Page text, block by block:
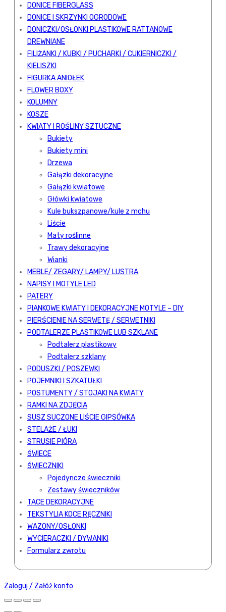
DONICE FIBERGLASS
DONICE I SKRZYNKI OGRODOWE
DONICZKI/OSŁONKI PLASTIKOWE RATTANOWE
DREWNIANE
FILIŻANKI / KUBKI / PUCHARKI / CUKIERNICZKI /
KIELISZKI
FIGURKA ANIOŁEK
FLOWER BOXY
KOLUMNY
KOSZE
KWIATY I ROŚLINY SZTUCZNE
Bukiety
Bukiety mini
Drzewa
Gałązki dekoracyjne
Gałązki kwiatowe
Główki kwiatowe
Kule bukszpanowe/kule z mchu
Liście
Maty roślinne
Trawy dekoracyjne
Wianki
MEBLE/ ZEGARY/ LAMPY/ LUSTRA
NAPISY I MOTYLE LED
PATERY
PIANKOWE KWIATY I DEKORACYJNE MOTYLE – DIY
PIERŚCIENIE NA SERWETĘ / SERWETNIKI
PODTALERZE PLASTIKOWE LUB SZKLANE
Podtalerz plastikowy
Podtalerz szklany
PODUSZKI / POSZEWKI
POJEMNIKI I SZKATUŁKI
POSTUMENTY / STOJAKI NA KWIATY
RAMKI NA ZDJĘCIA
SUSZ SUCZONE LIŚCIE GIPSÓWKA
STELAŻE / ŁUKI
STRUSIE PIÓRA
ŚWIECE
ŚWIECZNIKI
Pojedyncze świeczniki
Zestawy świeczników
TACE DEKORACYJNE
TEKSTYLIA KOCE RĘCZNIKI
WAZONY/OSŁONKI
WYCIERACZKI / DYWANIKI
Formularz zwrotu
Zaloguj / Załóż konto